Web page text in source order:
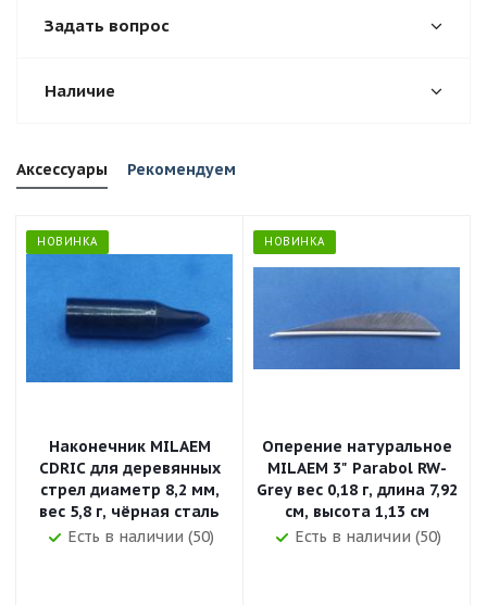
Задать вопрос
Наличие
Аксессуары Рекомендуем
НОВИНКА
Наконечник MILAEM
CDRIC для деревянных
стрел диаметр 8,2 мм,
вес 5,8 г, чёрная сталь
Есть в наличии (50)
НОВИНКА
Оперение натуральное
MILAEM 3" Parabol RW-
Grey вес 0,18 г, длина 7,92
см, высота 1,13 см
Есть в наличии (50)